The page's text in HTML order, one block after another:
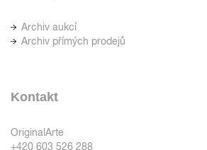
Archiv aukcí
Archiv přímých prodejů
Kontakt
OriginalArte
+420 603 526 288